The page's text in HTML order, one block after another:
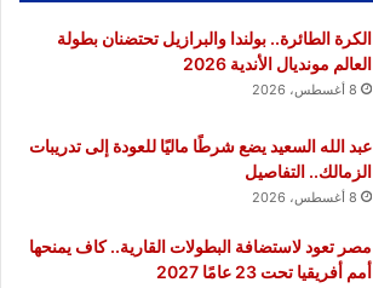
الكرة الطائرة.. بولندا والبرازيل تحتضنان بطولة
العالم مونديال الأندية 2026
8 أغسطس، 2026
عبد الله السعيد يضع شرطًا ماليًا للعودة إلى تدريبات
الزمالك.. التفاصيل
8 أغسطس، 2026
مصر تعود لاستضافة البطولات القارية.. كاف يمنحها
أمم أفريقيا تحت 23 عامًا 2027